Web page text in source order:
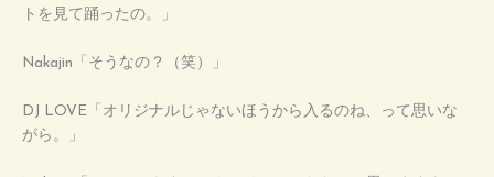
トを見て踊ったの。」
Nakajin「そうなの？（笑）」
DJ LOVE「オリジナルじゃないほうから入るのね、って思いな
がら。」